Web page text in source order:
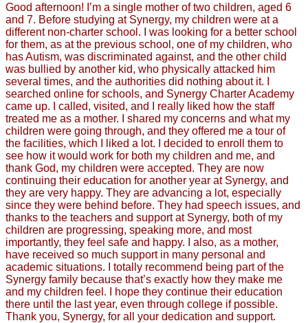
Good afternoon! I’m a single mother of two children, aged 6
and 7. Before studying at Synergy, my children were at a
different non-charter school. I was looking for a better school
for them, as at the previous school, one of my children, who
has Autism, was discriminated against, and the other child
was bullied by another kid, who physically attacked him
several times, and the authorities did nothing about it. I
searched online for schools, and Synergy Charter Academy
came up. I called, visited, and I really liked how the staff
treated me as a mother. I shared my concerns and what my
children were going through, and they offered me a tour of
the facilities, which I liked a lot. I decided to enroll them to
see how it would work for both my children and me, and
thank God, my children were accepted. They are now
continuing their education for another year at Synergy, and
they are very happy. They are advancing a lot, especially
since they were behind before. They had speech issues, and
thanks to the teachers and support at Synergy, both of my
children are progressing, speaking more, and most
importantly, they feel safe and happy. I also, as a mother,
have received so much support in many personal and
academic situations. I totally recommend being part of the
Synergy family because that’s exactly how they make me
and my children feel. I hope they continue their education
there until the last year, even through college if possible.
Thank you, Synergy, for all your dedication and support.